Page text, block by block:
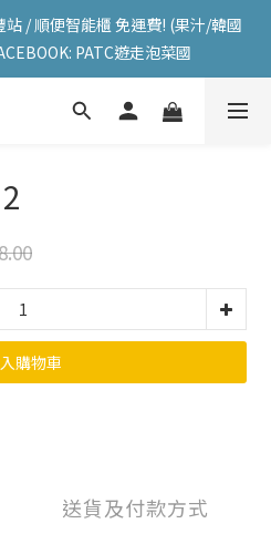
/ 順便智能櫃 免運費! (果汁/韓國
PATC遊走泡菜國
/ 順便智能櫃 免運費! (果汁/韓國
PATC遊走泡菜國
| 即加IG留意最新優惠! ID:
/ 順便智能櫃 免運費! (果汁/韓國
PATC遊走泡菜國
購物車
送貨及付款方式